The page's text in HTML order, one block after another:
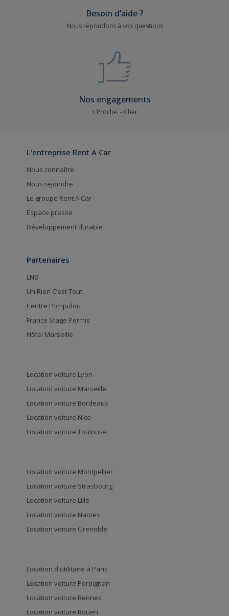
Besoin d’aide ?
Nous répondons à vos questions
Nos engagements
+ Proche, - Cher
L'entreprise Rent A Car
Nous connaître
Nous rejoindre
Le groupe Rent A Car
Espace presse
Développement durable
Partenaires
LNB
Un Rien C’est Tout
Centre Pompidou
France Stage Permis
Hôtel Marseille
Location voiture Lyon
Location voiture Marseille
Location voiture Bordeaux
Location voiture Nice
Location voiture Toulouse
Location voiture Montpellier
Location voiture Strasbourg
Location voiture Lille
Location voiture Nantes
Location voiture Grenoble
Location d'utilitaire à Paris
Location voiture Perpignan
Location voiture Rennes
Location voiture Rouen